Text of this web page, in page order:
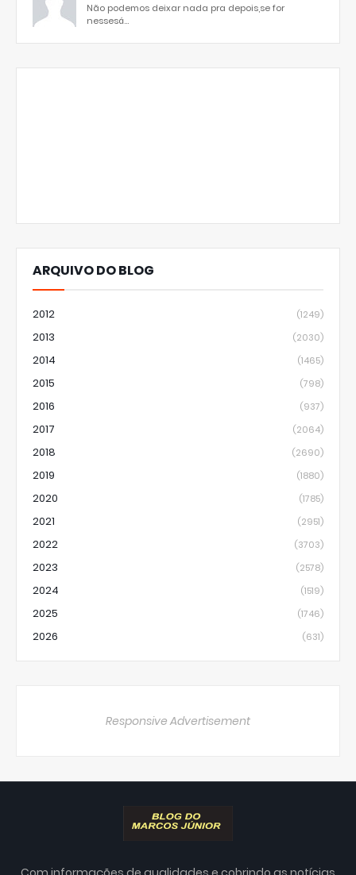
Não podemos deixar nada pra depois,se for
nessesá...
ARQUIVO DO BLOG
2012 (1249)
2013 (2030)
2014 (1465)
2015 (798)
2016 (937)
2017 (2064)
2018 (2690)
2019 (1880)
2020 (1785)
2021 (2951)
2022 (3703)
2023 (2578)
2024 (1519)
2025 (1746)
2026 (631)
Responsive Advertisement